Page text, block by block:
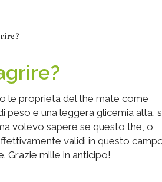
le proprietà del the mate come
peso e una leggera glicemia alta,
volevo sapere se questo the, o
validi in questo
Grazie mille in anticipo!